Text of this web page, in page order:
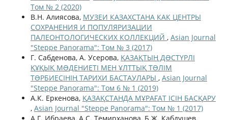
Том № 2 (2020)
В.Н. Алиясова, МУЗЕИ КАЗАХСТАНА КАК ЦЕНТРЫ
СОХРАНЕНИЯ И ПОПУЛЯРИЗАЦИИ
ПАЛЕОНТОЛОГИЧЕСКИХ КОЛЛЕКЦИЙ , Asian Journal
"Steppe Panorama": Том № 3 (2017)
Г. Сабденова, А. Усерова, ҚАЗАҚТЫҢ ДƏСТҮРЛІ
ҚҰҚЫҚ МƏДЕНИЕТІ МЕН ҰЛТТЫҚ ТƏЛІМ
ТƏРБИЕСІНІҢ ТАРИХИ БАСТАУЛАРЫ , Asian Journal
"Steppe Panorama": Том 6 № 1 (2019)
А.К. Еркенова, ҚАЗАҚСТАНДА МҰРАҒАТ ІСІН БАСҚАРУ
, Asian Journal "Steppe Panorama": Том № 1 (2017)